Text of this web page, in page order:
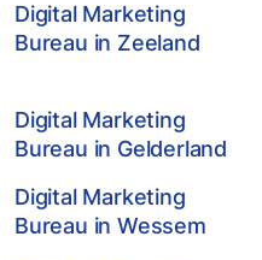
Digital Marketing
Bureau in Zeeland
Digital Marketing
Bureau in Gelderland
Digital Marketing
Bureau in Wessem